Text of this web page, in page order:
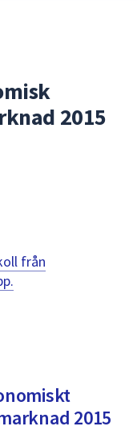
sökfältet
kommer
sökförslag
för
att
navigera
för
att
2015
från
2015